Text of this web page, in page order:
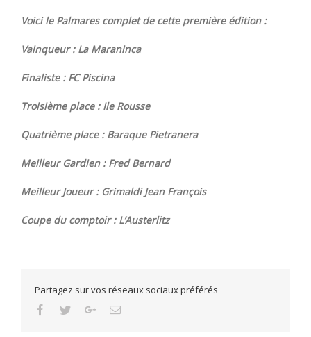
Voici le Palmares complet de cette première édition :
Vainqueur : La Maraninca
Finaliste : FC Piscina
Troisième place : Ile Rousse
Quatrième place : Baraque Pietranera
Meilleur Gardien : Fred Bernard
Meilleur Joueur : Grimaldi Jean François
Coupe du comptoir : L’Austerlitz
Partagez sur vos réseaux sociaux préférés
Facebook
TwitterGoogle+Email